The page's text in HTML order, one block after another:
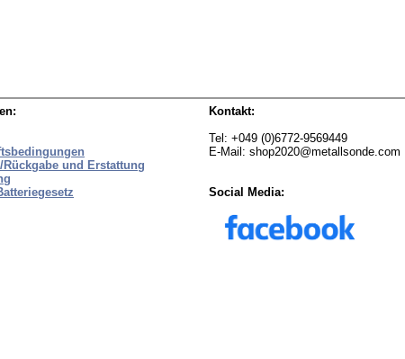
und Erstattung
Kontakt:
Tel: +049 (0)6772-9569449
E-Mail: shop2020@metallsonde.com
Social Media: